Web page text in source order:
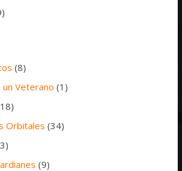
(8)
Veterano (1)
Orbitales (34)
(9)